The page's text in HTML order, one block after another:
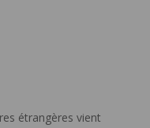
étrangères vient